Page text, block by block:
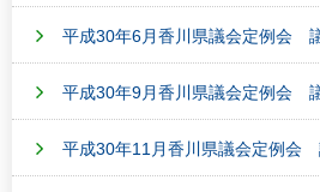
平成30年6月香川県議会定例会
平成30年9月香川県議会定例会
平成30年11月香川県議会定例会